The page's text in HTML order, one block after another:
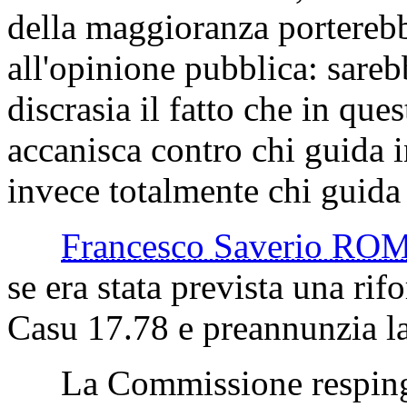
della maggioranza
all'opinione pubblica:
discrasia il fatto che in
accanisca contro chi guida
invece totalmente chi
Francesco Saverio
se era stata prevista una
Casu 17.78 e preannunzia
La Commissione